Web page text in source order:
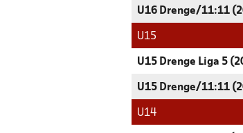
U16 Drenge/11:11
U15
U15 Drenge Liga 5
U15 Drenge/11:11
U14